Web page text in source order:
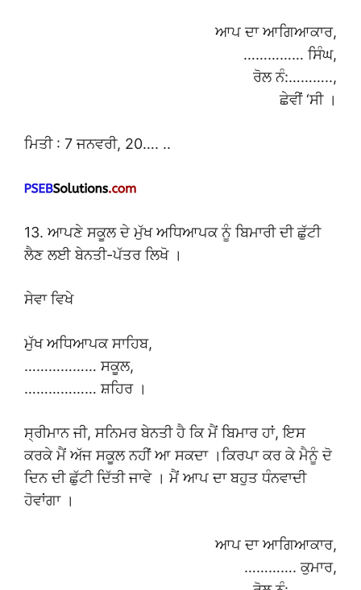
ਆਪ ਦਾ ਆਗਿਆਕਾਰ,
…………… ਸਿੰਘ,
ਰੋਲ ਨੰ:………..,
ਛੇਵੀਂ ‘ਸੀ ।
ਮਿਤੀ : 7 ਜਨਵਰੀ, 20…. ..
13. ਆਪਣੇ ਸਕੂਲ ਦੇ ਮੁੱਖ ਅਧਿਆਪਕ ਨੂੰ ਬਿਮਾਰੀ ਦੀ ਛੁੱਟੀ
ਲੈਣ ਲਈ ਬੇਨਤੀ-ਪੱਤਰ ਲਿਖੋ ।
ਸੇਵਾ ਵਿਖੇ
ਮੁੱਖ ਅਧਿਆਪਕ ਸਾਹਿਬ,
……………… ਸਕੂਲ,
……………… ਸ਼ਹਿਰ ।
ਸ੍ਰੀਮਾਨ ਜੀ, ਸਨਿਮਰ ਬੇਨਤੀ ਹੈ ਕਿ ਮੈਂ ਬਿਮਾਰ ਹਾਂ, ਇਸ
ਕਰਕੇ ਮੈਂ ਅੱਜ ਸਕੂਲ ਨਹੀਂ ਆ ਸਕਦਾ ।ਕਿਰਪਾ ਕਰ ਕੇ ਮੈਨੂੰ ਦੋ
ਦਿਨ ਦੀ ਛੁੱਟੀ ਦਿੱਤੀ ਜਾਵੇ । ਮੈਂ ਆਪ ਦਾ ਬਹੁਤ ਧੰਨਵਾਦੀ
ਹੋਵਾਂਗਾ ।
ਆਪ ਦਾ ਆਗਿਆਕਾਰ,
…………. ਕੁਮਾਰ,